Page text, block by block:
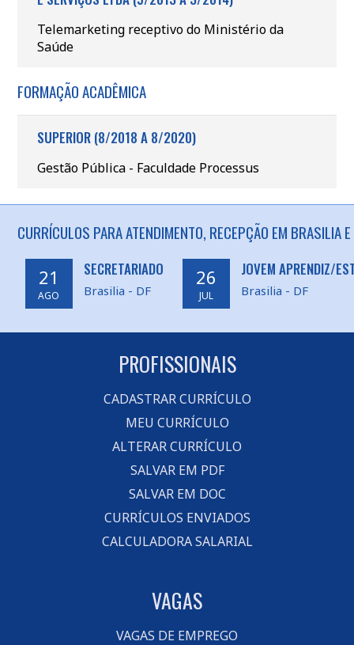
Telemarketing receptivo do Ministério da
Saúde
FORMAÇÃO ACADÊMICA
SUPERIOR (8/2018 A 8/2020)
Gestão Pública - Faculdade Processus
CURRÍCULOS PARA ATENDIMENTO, RECEPÇÃO EM BRASILIA E
21
AGO
SECRETARIADO
Brasilia - DF
26
JUL
JOVEM APRENDIZ/
Brasilia - DF
PROFISSIONAIS
CADASTRAR CURRÍCULO
MEU CURRÍCULO
ALTERAR CURRÍCULO
SALVAR EM PDF
SALVAR EM DOC
CURRÍCULOS ENVIADOS
CALCULADORA SALARIAL
VAGAS
VAGAS DE EMPREGO